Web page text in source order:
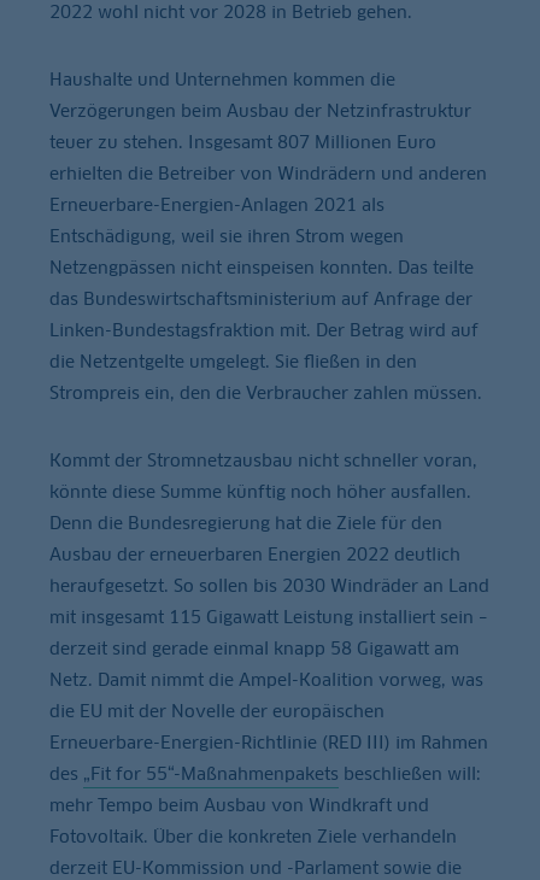
2022 wohl nicht vor 2028 in Betrieb gehen.
Haushalte und Unternehmen kommen die
Verzögerungen beim Ausbau der Netzinfrastruktur
teuer zu stehen. Insgesamt 807 Millionen Euro
erhielten die Betreiber von Windrädern und anderen
Erneuerbare-Energien-Anlagen 2021 als
Entschädigung, weil sie ihren Strom wegen
Netzengpässen nicht einspeisen konnten. Das teilte
das Bundeswirtschaftsministerium auf Anfrage der
Linken-Bundestagsfraktion mit. Der Betrag wird auf
die Netzentgelte umgelegt. Sie fließen in den
Strompreis ein, den die Verbraucher zahlen müssen.
Kommt der Stromnetzausbau nicht schneller voran,
könnte diese Summe künftig noch höher ausfallen.
Denn die Bundesregierung hat die Ziele für den
Ausbau der erneuerbaren Energien 2022 deutlich
heraufgesetzt. So sollen bis 2030 Windräder an Land
mit insgesamt 115 Gigawatt Leistung installiert sein –
derzeit sind gerade einmal knapp 58 Gigawatt am
Netz. Damit nimmt die Ampel-Koalition vorweg, was
die EU mit der Novelle der europäischen
Erneuerbare-Energien-Richtlinie (RED III) im Rahmen
des „Fit for 55“-Maßnahmenpakets beschließen will:
mehr Tempo beim Ausbau von Windkraft und
Fotovoltaik. Über die konkreten Ziele verhandeln
derzeit EU-Kommission und -Parlament sowie die